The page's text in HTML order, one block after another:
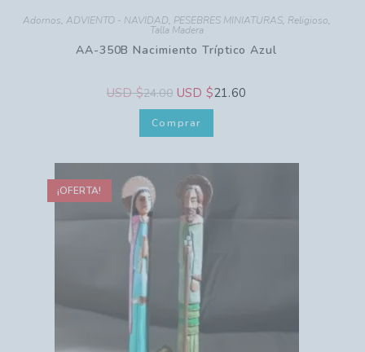
Adornos, ADVIENTO - NAVIDAD, PESEBRES MINIATURAS, Religioso,
Talla Madera
AA-350B Nacimiento Tríptico Azul
USD $24.00 USD $21.60
Comprar
¡OFERTA!